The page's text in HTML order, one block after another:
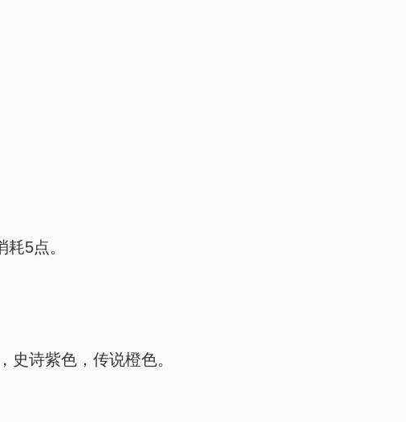
5点。
诗紫色，传说橙色。